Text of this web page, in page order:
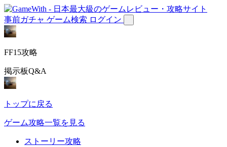
事前ガチャ ゲーム検索 ログイン
FF15攻略
掲示板Q&A
トップに戻る
ゲーム攻略一覧を見る
ストーリー攻略